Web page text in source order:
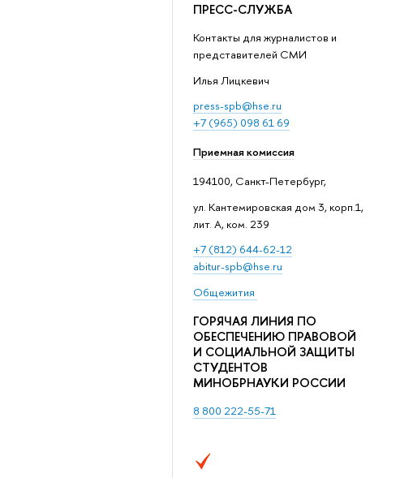
ПРЕСС-СЛУЖБА
Контакты для журналистов и
представителей СМИ
Илья Лицкевич
press-spb@hse.ru
+7 (965) 098 61 69
Приемная комиссия
194100, Санкт-Петербург,
ул. Кантемировская дом 3, корп.1,
лит. А, ком. 239
+7 (812) 644-62-12
abitur-spb@hse.ru
Общежития
ГОРЯЧАЯ ЛИНИЯ ПО
ОБЕСПЕЧЕНИЮ ПРАВОВОЙ
И СОЦИАЛЬНОЙ ЗАЩИТЫ
СТУДЕНТОВ
МИНОБРНАУКИ РОССИИ
8 800 222-55-71